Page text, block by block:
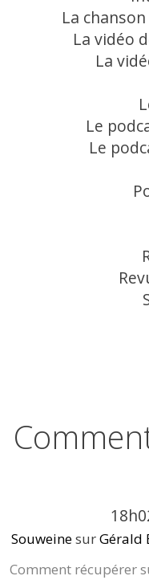
La
La vidéo
La
Le
Le
SouweinesurGérald
Comment récupérer